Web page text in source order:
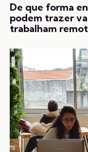
De que forma
podem trazer
trabalham